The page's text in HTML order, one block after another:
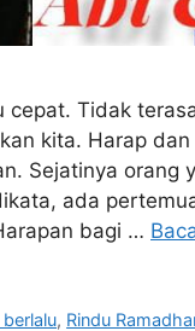
Tidak
kita. Harap
Sejatinya orang
ada
bagi …
, Rindu